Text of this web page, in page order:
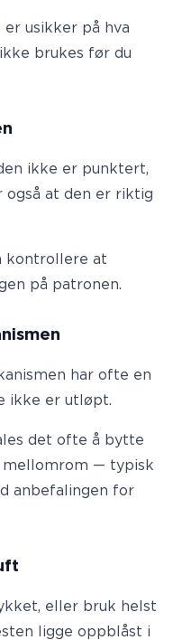
usikker på hva
brukes før du
ikke er punktert,
også at den er riktig
kontrollere at
på patronen.
har ofte en
ikke er utløpt.
det ofte å bytte
mellomrom — typisk
anbefalingen for
eller bruk helst
ligge oppblåst i